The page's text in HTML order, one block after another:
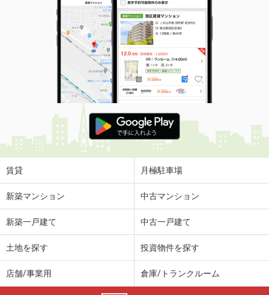
賃貸 月極駐車場
新築マンション 中古マンション
新築一戸建て 中古一戸建て
土地を探す 投資物件を探す
店舗/事業用 倉庫/トランクルーム